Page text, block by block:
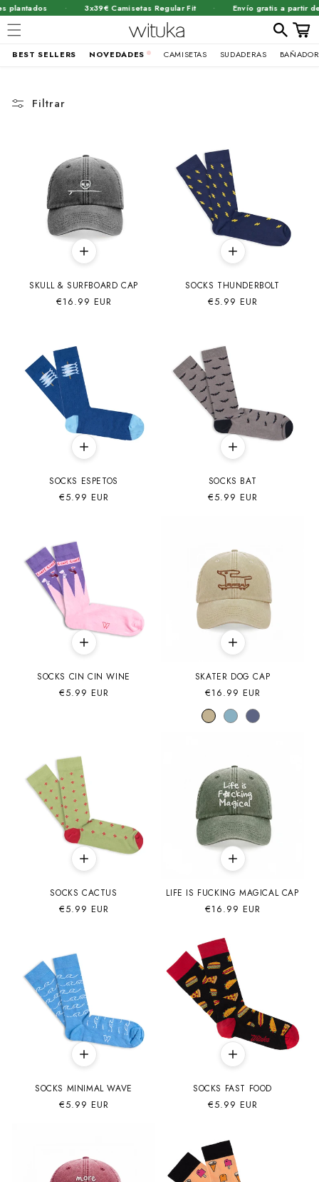
al contenido
· 3x39€ Camisetas Regular Fit · Envío gratis a partir de 45€
BEST SELLERS NOVEDADES CAMISETAS SUDADERAS
Filtrar
SKULL & SURFBOARD CAP
Precio
€16.99 EUR
SOCKS THUNDERBOLT
Precio
€5.99 EUR
SOCKS ESPETOS
Precio
€5.99 EUR
SOCKS BAT
Precio
€5.99 EUR
SOCKS CIN CIN WINE
Precio
€5.99 EUR
SKATER DOG CAP
Precio
habitual
€16.99 EUR
SOCKS CACTUS
Precio
€5.99 EUR
LIFE IS FUCKING MAGICAL CAP
Precio
€16.99 EUR
SOCKS MINIMAL WAVE
Precio
€5.99 EUR
SOCKS FAST FOOD
Precio
€5.99 EUR